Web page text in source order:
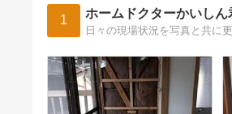
1 ホームドクターかいしん
日々の現場状況を写真と共に